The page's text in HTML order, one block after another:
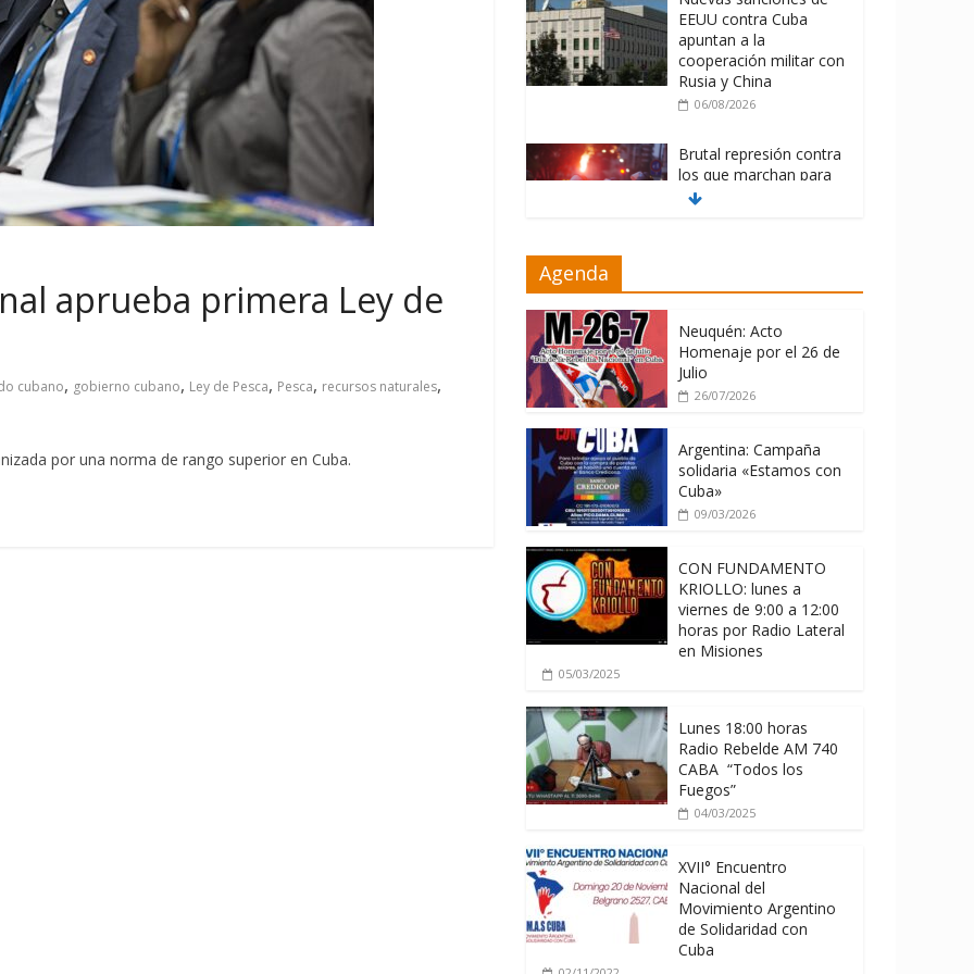
aprueba primera Ley de
cubano, gobierno cubano, Ley de Pesca, Pesca, recursos naturales,
por una norma de rango superior en Cuba.
EEUU contra Cuba
apuntan a la
cooperación militar con
Rusia y China
06/08/2026
Brutal represión contra
los que marchan para
que no se venda la
La ONU condena
contra Cuba
06/08/2026
Agenda
Neuquén: Acto
Homenaje por el 26 de
Julio
26/07/2026
Argentina: Campaña
solidaria «Estamos con
Cuba»
09/03/2026
CON FUNDAMENTO
KRIOLLO: lunes a
viernes de 9:00 a 12:00
horas por Radio Lateral
en Misiones
05/03/2025
Lunes 18:00 horas
Radio Rebelde AM 740
CABA “Todos los
Fuegos”
04/03/2025
XVII° Encuentro
Nacional del
Movimiento Argentino
de Solidaridad con
Cuba